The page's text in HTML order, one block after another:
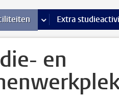
pagina’s
meer Faciliteiten
Extra
en